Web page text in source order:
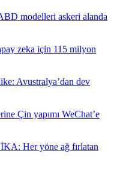
modelleri askeri alanda
zeka için 115 milyon
Avustralya’dan dev
Çin yapımı WeChat’e
Her yöne ağ fırlatan